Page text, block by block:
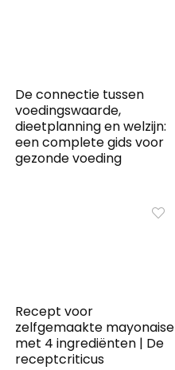
De connectie tussen
voedingswaarde,
dieetplanning en welzijn:
een complete gids voor
gezonde voeding
Recept voor
zelfgemaakte mayonaise
met 4 ingrediënten | De
receptcriticus